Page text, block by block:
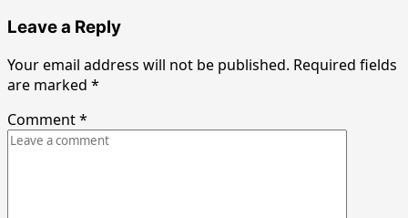
Leave a Reply
Your email address will not be published. Required fields
are marked *
Comment*